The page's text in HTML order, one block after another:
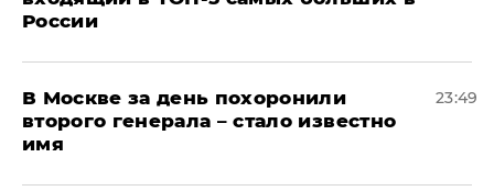
России
В Москве за день похоронили
второго генерала – стало известно
имя
23:49